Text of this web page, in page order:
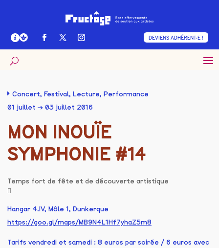
DEVIENS ADHÉRENT·E !
Concert, Festival, Lecture, Performance
01 juillet → 03 juillet 2016
MON INOUÏE
SYMPHONIE #14
Temps fort de fête et de découverte artistique
Hangar 4.IV, Môle 1, Dunkerque
https://goo.gl/maps/MB9N4L1Hf7yhaZ5m8
Tarifs vendredi et samedi : 8 euros par soirée / 6 euros avec